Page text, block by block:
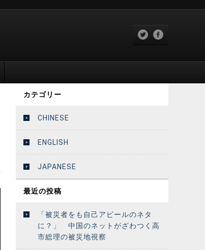
カテゴリー
CHINESE
ENGLISH
JAPANESE
最近の投稿
「被災者をも自己アピールのネタ
に？」 中国のネットがざわつく高
市総理の被災地視察